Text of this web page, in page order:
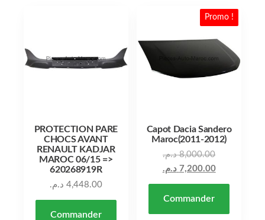
PROTECTION PARE
CHOCS AVANT
RENAULT KADJAR
MAROC 06/15 =>
620268919R
4,448.00 د.م.
Commander
Promo !
Capot Dacia Sandero
Maroc(2011-2012)
8,000.00 د.م.
7,200.00 د.م.
Commander